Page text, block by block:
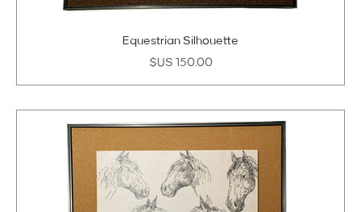
Equestrian Silhouette
السعر‏150.00 US$